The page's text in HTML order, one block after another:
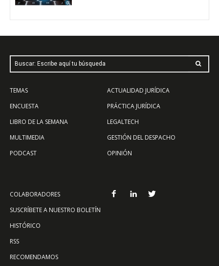
Buscar: Escribe aquí tu búsqueda
TEMAS
ENCUESTA
LIBRO DE LA SEMANA
MULTIMEDIA
PODCAST
ACTUALIDAD JURÍDICA
PRÁCTICA JURÍDICA
LEGALTECH
GESTIÓN DEL DESPACHO
OPINIÓN
COLABORADORES
SUSCRÍBETE A NUESTRO BOLETÍN
HISTÓRICO
RSS
RECOMENDAMOS